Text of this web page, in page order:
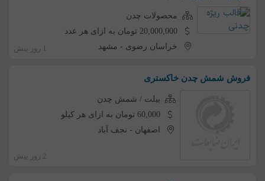
محصولات چدن
20,000,000 تومان به ازای هر عدد
خراسان رضوی - مشهد 1 روز پیش
فروش شمش چدن خاکستری
بیلت / شمش چدن
60,000 تومان به ازای هر کیلو
اصفهان - نجف آباد
2 روز پیش